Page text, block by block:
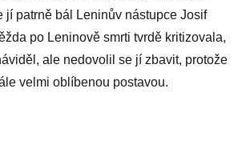
jí patrně bál Leninův nástupce Josif
po Leninově smrti tvrdě kritizovala,
ale nedovolil se jí zbavit, protože
velmi oblíbenou postavou.